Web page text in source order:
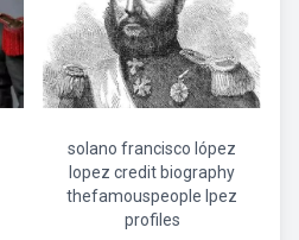
solano francisco lópez
lopez credit biography
thefamouspeople lpez
profiles